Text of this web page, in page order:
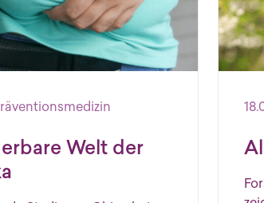
12.03.2024
Welt der